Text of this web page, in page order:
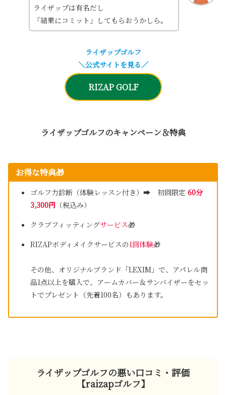
ライザップは有名だし
「結果にコミット」してもらおうかしら。
ライザップゴルフ
＼公式サイトを見る／
RIZAP GOLF
ライザップゴルフのキャンペーン＆特典
お得な特典🎁
ゴルフ力診断（体験レッスン付き）➡ 初回限定 60分
3,300円（税込み）
クラブフィッティングサービス🎁
RIZAPボディメイクサービスの1回体験🎁
その他、オリジナルブランド「LEXIM」で、アパレル商
品1点以上を購入で、アームカバー＆サンバイザーをセッ
トでプレゼント（先着100名）もあります。
ライザップゴルフの悪い口コミ・評価
【raizapゴルフ】